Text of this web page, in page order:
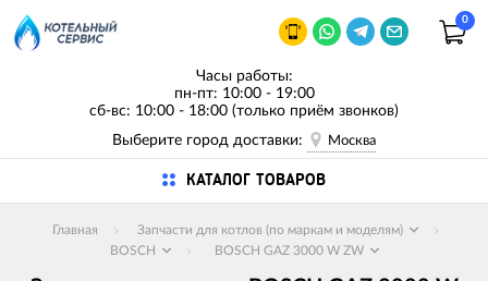
0
Часы работы:
пн-пт: 10:00 - 19:00
сб-вс: 10:00 - 18:00 (только приём звонков)
Выберите город доставки:
Москва
КАТАЛОГ ТОВАРОВ
Главная
Запчасти для котлов (по маркам и моделям)
BOSCH
BOSCH GAZ 3000 W ZW